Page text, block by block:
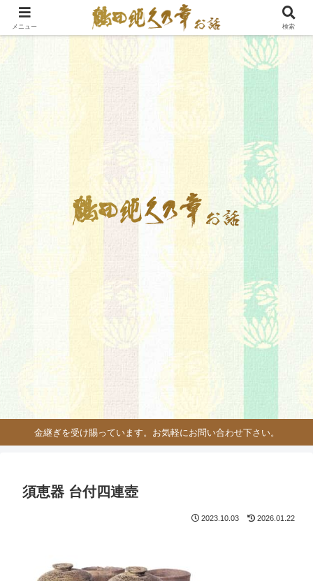
金継ぎを受け賜っています。お気軽にお問い合わせ下さい。
須恵器 台付四連壺
2023.10.03 2026.01.22
メニュー 検索